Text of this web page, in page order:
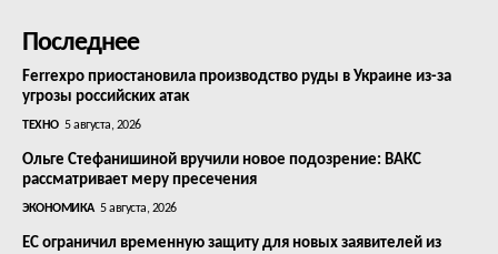
Последнее
Ferrexpo приостановила производство руды в Украине из-за
угрозы российских атак
ТЕХНО 5 августа, 2026
Ольге Стефанишиной вручили новое подозрение: ВАКС
рассматривает меру пресечения
ЭКОНОМИКА 5 августа, 2026
ЕС ограничил временную защиту для новых заявителей из